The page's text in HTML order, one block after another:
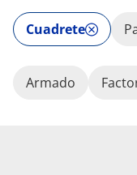
Cuadrete
Armado